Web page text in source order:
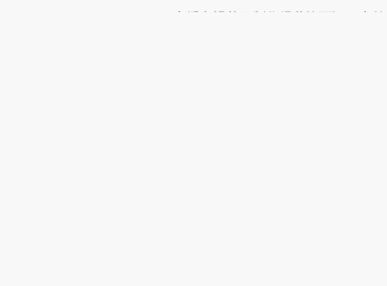
广播电视节目制作经营许可证：京